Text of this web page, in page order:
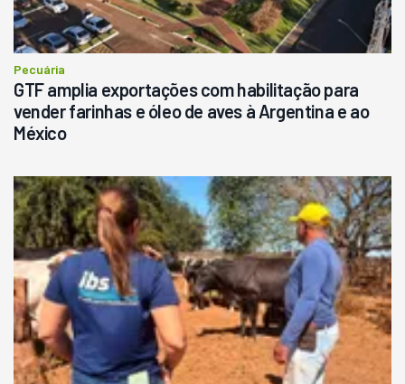
Pecuária
GTF amplia exportações com habilitação para
vender farinhas e óleo de aves à Argentina e ao
México